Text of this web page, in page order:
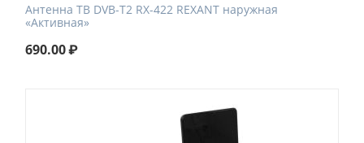
Антенна ТВ DVB-T2 RX-422 REXANT наружная
«Активная»
690.00₽